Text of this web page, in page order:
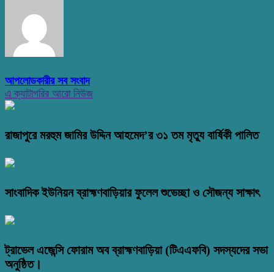
আপলোডকারীর সব সংবাদ
এ ক্যাটাগরির আরো নিউজ
রাজাপুরে মরহুম জামির উদ্দিন আহমেদ’র ৩১ তম মৃত্যু বার্ষিকী পালিত
সাংবাদিক ইউনিয়ন ব্রাহ্মণবাড়িয়ার ফুলেল শুভেচ্ছা ও সৌজন্য সাক্ষাৎ
ট্রাভেল এজেন্সি ফোরাম অব ব্রাহ্মণবাড়িয়া (টিএএফবি) সদস্যদের সভা
অনুষ্ঠিত।